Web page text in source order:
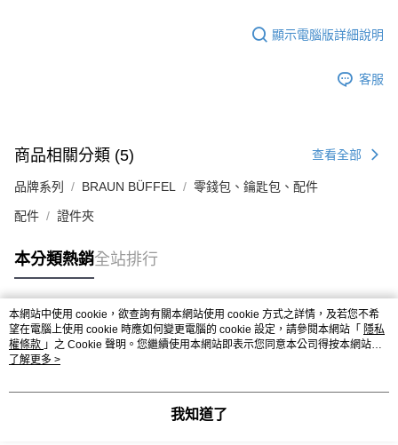
顯示電腦版詳細說明
客服
商品相關分類 (5) 查看全部
品牌系列 BRAUN BÜFFEL 零錢包、鑰匙包、配件
配件 證件夾
本分類熱銷全站排行
熱門標籤
本網站中使用 cookie，欲查詢有關本網站使用 cookie 方式之詳情，及若您不希
望在電腦上使用 cookie 時應如何變更電腦的 cookie 設定，請參閱本網站「 隱私
權條款 」之 Cookie 聲明。您繼續使用本網站即表示您同意本公司得按本網站使
用條款之 Cookie 聲明使用 cookie。
了解更多 >
我知道了